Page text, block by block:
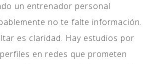
un entrenador personal
no te falte información.
es claridad. Hay estudios por
en redes que prometen